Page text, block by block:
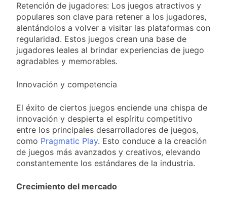
Retención de jugadores: Los juegos atractivos y
populares son clave para retener a los jugadores,
alentándolos a volver a visitar las plataformas con
regularidad. Estos juegos crean una base de
jugadores leales al brindar experiencias de juego
agradables y memorables.
Innovación y competencia
El éxito de ciertos juegos enciende una chispa de
innovación y despierta el espíritu competitivo
entre los principales desarrolladores de juegos,
como Pragmatic Play. Esto conduce a la creación
de juegos más avanzados y creativos, elevando
constantemente los estándares de la industria.
Crecimiento del mercado